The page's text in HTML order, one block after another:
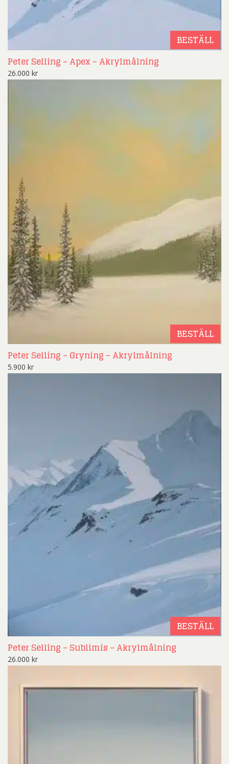
BESTÄLL
Peter Selling – Apex – Akrylmålning
26.000 kr
BESTÄLL
Peter Selling – Gryning – Akrylmålning
5.900 kr
BESTÄLL
Peter Selling – Sublimis – Akrylmålning
26.000 kr